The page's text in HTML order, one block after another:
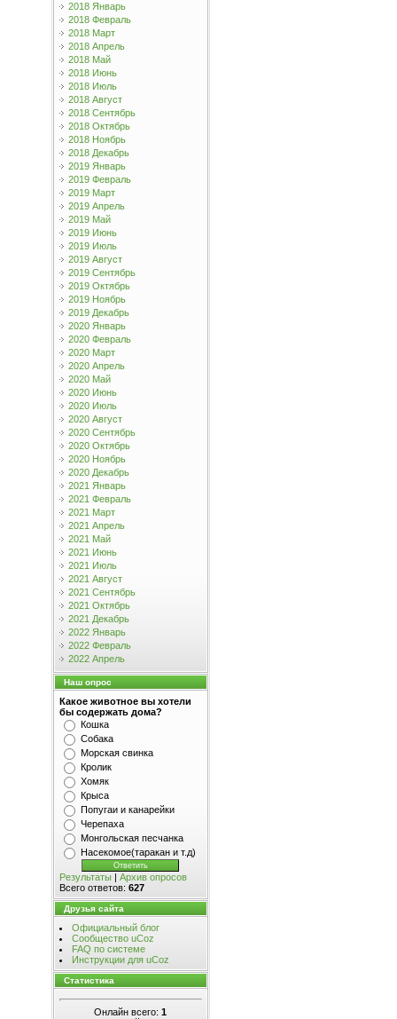
2018 Январь
2018 Февраль
2018 Март
2018 Апрель
2018 Май
2018 Июнь
2018 Июль
2018 Август
2018 Сентябрь
2018 Октябрь
2018 Ноябрь
2018 Декабрь
2019 Январь
2019 Февраль
2019 Март
2019 Апрель
2019 Май
2019 Июнь
2019 Июль
2019 Август
2019 Сентябрь
2019 Октябрь
2019 Ноябрь
2019 Декабрь
2020 Январь
2020 Февраль
2020 Март
2020 Апрель
2020 Май
2020 Июнь
2020 Июль
2020 Август
2020 Сентябрь
2020 Октябрь
2020 Ноябрь
2020 Декабрь
2021 Январь
2021 Февраль
2021 Март
2021 Апрель
2021 Май
2021 Июнь
2021 Июль
2021 Август
2021 Сентябрь
2021 Октябрь
2021 Декабрь
2022 Январь
2022 Февраль
2022 Апрель
Наш опрос
Какое животное вы хотели
бы содержать дома?
Кошка
Собака
Морская свинка
Кролик
Хомяк
Крыса
Попугаи и канарейки
Черепаха
Монгольская песчанка
Насекомое(таракан и т.д)
Результаты| Архив опросов
Всего ответов: 627
Друзья сайта
Официальный блог
Сообщество uCoz
FAQ по системе
Инструкции для uCoz
Статистика
Онлайн всего: 1